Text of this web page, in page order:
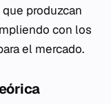
produzcan
con los
el mercado.